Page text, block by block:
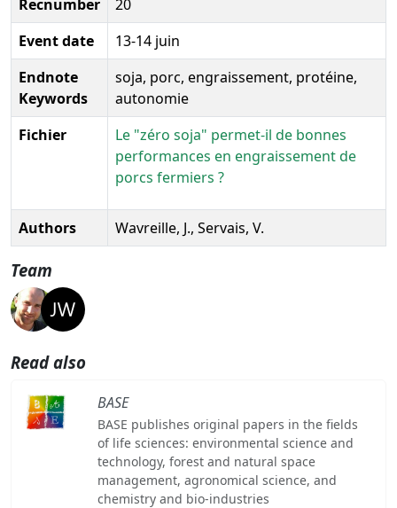
Recnumber
20
Event date
13-14 juin
Endnote
Keywords
soja, porc, engraissement, protéine,
autonomie
Fichier
Le "zéro soja" permet-il de bonnes
performances en engraissement de
porcs fermiers ?
Authors Wavreille, J., Servais, V.
Team
Read also
BASE
BASE publishes original papers in the fields
of life sciences: environmental science and
technology, forest and natural space
management, agronomical science, and
chemistry and bio-industries